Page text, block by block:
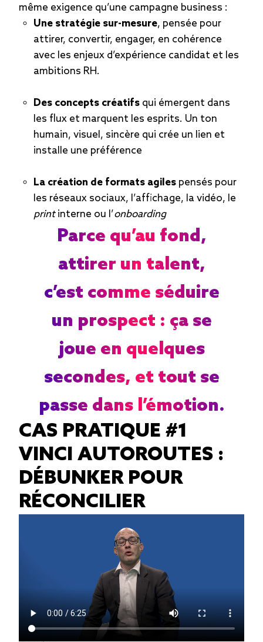
même exigence qu’une campagne business :
Une stratégie sur-mesure, pensée pour
attirer, convertir, engager, en cohérence
avec les enjeux d’expérience candidat et les
ambitions RH.
Des concepts créatifs qui émergent dans
les flux et marquent les esprits. Un ton
humain, visuel, sincère qui crée un lien et
installe une préférence
La création de formats agiles pensés pour
les réseaux sociaux, l’affichage, la vidéo, le
printinterne ou l’onboarding
Parce qu’au fond,
attirer un talent,
c’est comme séduire
un prospect : ça se
joue en quelques
secondes, et tout se
passe dans l’émotion.
CAS PRATIQUE #1
VINCI AUTOROUTES :
DÉBUNKER POUR
RÉCONCILIER